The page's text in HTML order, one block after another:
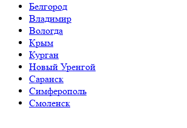
Белгород
Владимир
Вологда
Крым
Курган
Новый Уренгой
Саранск
Симферополь
Смоленск